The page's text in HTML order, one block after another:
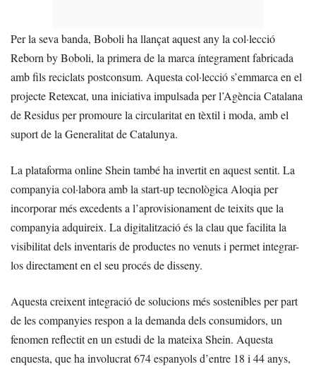
Per la seva banda, Boboli ha llançat aquest any la col·lecció
Reborn by Boboli, la primera de la marca íntegrament fabricada
amb fils reciclats postconsum. Aquesta col·lecció s’emmarca en el
projecte Retexcat, una iniciativa impulsada per l’Agència Catalana
de Residus per promoure la circularitat en tèxtil i moda, amb el
suport de la Generalitat de Catalunya.
La plataforma online Shein també ha invertit en aquest sentit. La
companyia col·labora amb la start-up tecnològica Aloqia per
incorporar més excedents a l’aprovisionament de teixits que la
companyia adquireix. La digitalització és la clau que facilita la
visibilitat dels inventaris de productes no venuts i permet integrar-
los directament en el seu procés de disseny.
Aquesta creixent integració de solucions més sostenibles per part
de les companyies respon a la demanda dels consumidors, un
fenomen reflectit en un estudi de la mateixa Shein. Aquesta
enquesta, que ha involucrat 674 espanyols d’entre 18 i 44 anys,